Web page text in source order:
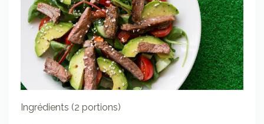
Ingrédients (2 portions)